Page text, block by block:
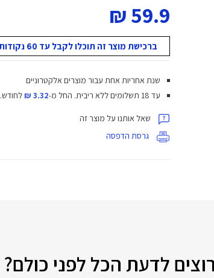
59.9 ₪
ברכישת מוצר זה תוכלו לקבל עד 60 נקודות מועדון!
שנת אחריות אחת עבור מוצרים אלקטרוניים
עד 18 תשלומים ללא ריבית.
החל מ-3.32 ₪ לחודש.
שאל אותנו על מוצר זה
גרסת הדפסה
רוצים לדעת הכל לפני כולם?